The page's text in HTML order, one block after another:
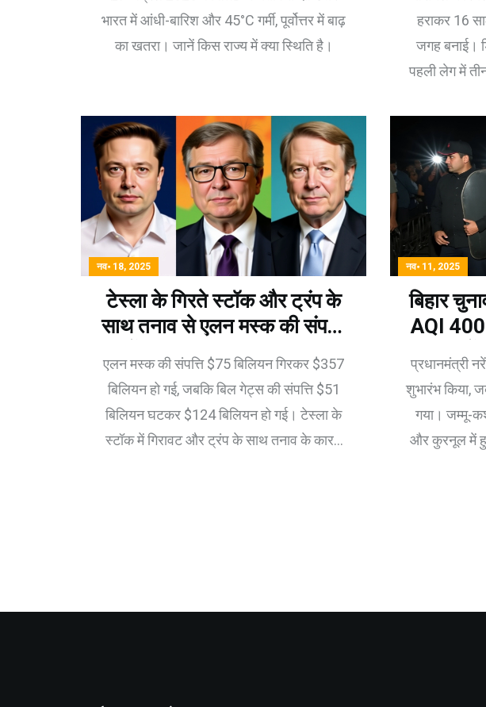
भारत में आंधी-बारिश और 45°C गर्मी, पूर्वोत्तर में बाढ़
का खतरा। जानें किस राज्य में क्या स्थिति है।
हराकर 16
जगह बनाई।
पहली लेग में
नव॰ 18, 2025
टेस्ला के गिरते स्टॉक और ट्रंप के
साथ तनाव से एलन मस्क की संपत्ति
में $75 बिलियन की गिरावट
एलन मस्क की संपत्ति $75 बिलियन गिरकर $357
बिलियन हो गई, जबकि बिल गेट्स की संपत्ति $51
बिलियन घटकर $124 बिलियन हो गई। टेस्ला के
स्टॉक में गिरावट और ट्रंप के साथ तनाव के कारण
नव॰ 11, 2025
बिहार
AQI 400
में
प्रधानमंत्री
शुभारंभ किया,
गया। जम्मू-
और कुरनूल में